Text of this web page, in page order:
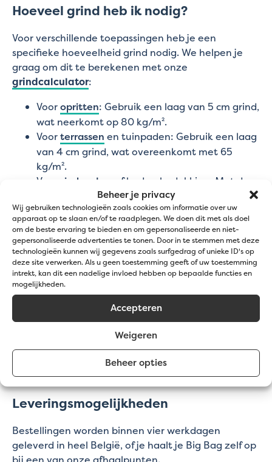
Beheer je privacy
Wij gebruiken technologieën zoals cookies om informatie over uw
apparaat op te slaan en/of te raadplegen. We doen dit met als doel
om de beste ervaring te bieden en om gepersonaliseerde en niet-
gepersonaliseerde advertenties te tonen. Door in te stemmen met deze
technologieën kunnen wij gegevens zoals surfgedrag of unieke ID's op
deze site verwerken. Als u geen toestemming geeft of uw toestemming
intrekt, kan dit een nadelige invloed hebben op bepaalde functies en
mogelijkheden.
Accepteren
Weigeren
Beheer opties
Hoeveel grind heb ik nodig?
Voor verschillende toepassingen heb je een
specifieke hoeveelheid grind nodig. We helpen je
graag om dit te berekenen met onze
grindcalculator:
Vooropritten: Gebruik een laag van 5 cm grind,
wat neerkomt op 80 kg/m².
Voorterrassen en tuinpaden: Gebruik een laag
van 4 cm grind, wat overeenkomt met 65
kg/m².
Voor
sierborders
of bodembedekking: Met de
fijne grindmatten volstaat een laag van 3cm,
dat neerkomt op 50kg/m². Met een anti-
worteldoek is het een laag van 5cm wat
neerkomt op 80 kg/m².
Verpakkingen en beschikbare fracties
Legacy 10/14 is enkel verkrijgbaar in:
Big Bags van 1500 kg
Let op: Beperkte voorraad!
Op = Op!
Leveringsmogelijkheden
Bestellingen worden binnen vier werkdagen
geleverd in heel België, of je haalt je Big Bag zelf op